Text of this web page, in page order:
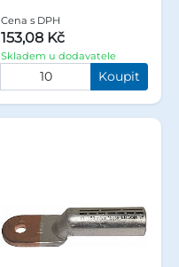
Cena s DPH
153,08 Kč
Skladem u dodavatele
Koupit